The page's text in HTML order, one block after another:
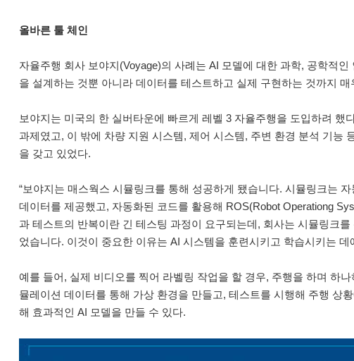
올바른 툴 체인
자율주행 회사 보야지(Voyage)의 사례는 AI 모델에 대한 과학, 공학적
을 설계하는 것뿐 아니라 데이터를 테스트하고 실제 구현하는 것까지
보야지는 미국의 한 실버타운에 빠르게 레벨 3 자율주행을 도입하려
과제였고, 이 밖에 차량 지원 시스템, 제어 시스템, 주변 환경 분석 기능
을 갖고 있었다.
“보야지는 매스웍스 시뮬링크를 통해 성공하게 됐습니다. 시뮬링크는
데이터를 제공했고, 자동화된 코드를 활용해 ROS(Robot Operationg
과 테스트의 반복이란 긴 테스팅 과정이 요구되는데, 회사는 시뮬링크
었습니다. 이것이 중요한 이유는 AI 시스템을 훈련시키고 학습시키는
예를 들어, 실제 비디오를 찍어 라벨링 작업을 할 경우, 주행을 하며 하
뮬레이션 데이터를 통해 가상 환경을 만들고, 테스트를 시행해 주행 상
해 효과적인 AI 모델을 만들 수 있다.